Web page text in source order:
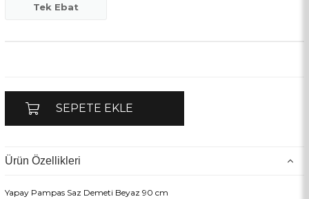
Tek Ebat
Ürün Özellikleri
Yapay Pampas Saz Demeti Beyaz 90 cm